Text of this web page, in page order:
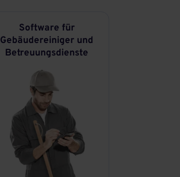
Software für
Gebäudereiniger und
Betreuungsdienste